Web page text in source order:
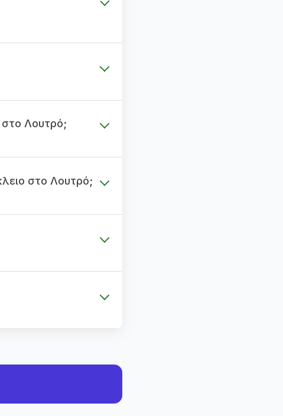
στο Λουτρό;
στο Λουτρό;